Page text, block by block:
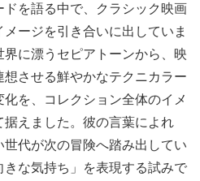
を語る中で、クラシック映画
ージを引き合いに出していま
に漂うセピアトーンから、映
させる鮮やかなテクニカラー
を、コレクション全体のイメ
えました。彼の言葉によれ
代が次の冒険へ踏み出してい
きな気持ち」を表現する試みで